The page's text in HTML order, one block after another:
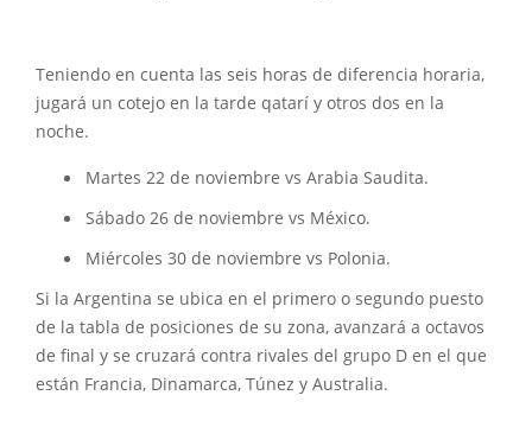
Teniendo en cuenta las seis horas de diferencia horaria,
jugará un cotejo en la tarde qatarí y otros dos en la
noche.
Martes 22 de noviembre vs Arabia Saudita.
Sábado 26 de noviembre vs México.
Miércoles 30 de noviembre vs Polonia.
Si la Argentina se ubica en el primero o segundo puesto
de la tabla de posiciones de su zona, avanzará a octavos
de final y se cruzará contra rivales del grupo D en el que
están Francia, Dinamarca, Túnez y Australia.